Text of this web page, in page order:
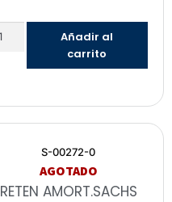
Añadir al
carrito
S-00272-0
AGOTADO
RETEN AMORT.SACHS